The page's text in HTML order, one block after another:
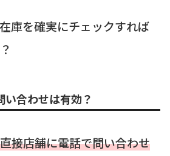
庫を確実にチェックすれば
合わせは有効？
直接店舗に電話で問い合わせ